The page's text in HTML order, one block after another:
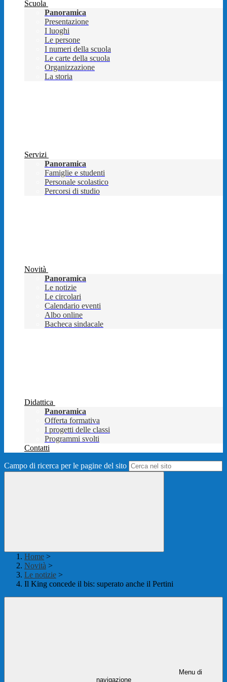
Scuola
Panoramica
Presentazione
I luoghi
Le persone
I numeri della scuola
Le carte della scuola
Organizzazione
La storia
Servizi
Panoramica
Famiglie e studenti
Personale scolastico
Percorsi di studio
Novità
Panoramica
Le notizie
Le circolari
Calendario eventi
Albo online
Bacheca sindacale
Didattica
Panoramica
Offerta formativa
I progetti delle classi
Programmi svolti
Contatti
Campo di ricerca per le pagine del sito
Home >
Novità >
Le notizie >
Il King concede il bis: superato anche il Pertini
Menu di
navigazione